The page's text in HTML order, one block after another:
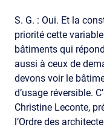
S. G. : Oui. Et la
priorité cette
bâtiments qui
aussi à ceux de
devons voir le
d’usage réversible.
Christine Leconte,
l’Ordre des